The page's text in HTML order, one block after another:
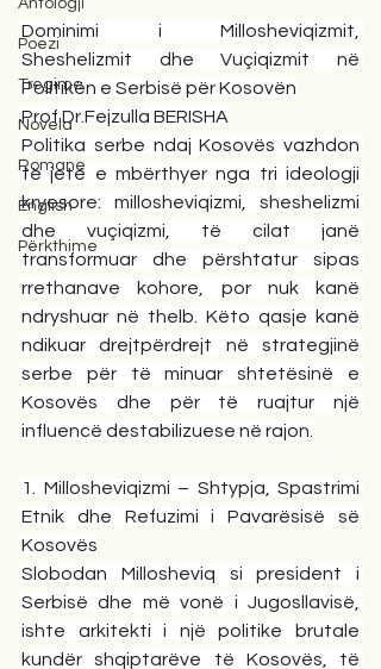
Antologji
Poezi
Tregime
Novela
Romane
English
Përkthime
Dominimi i Millosheviqizmit,
Sheshelizmit dhe Vuçiqizmit në
Politikën e Serbisë për Kosovën
Prof.Dr.Fejzulla BERISHA
Politika serbe ndaj Kosovës vazhdon
të jetë e mbërthyer nga tri ideologji
kryesore: millosheviqizmi, sheshelizmi
dhe vuçiqizmi, të cilat janë
transformuar dhe përshtatur sipas
rrethanave kohore, por nuk kanë
ndryshuar në thelb. Këto qasje kanë
ndikuar drejtpërdrejt në strategjinë
serbe për të minuar shtetësinë e
Kosovës dhe për të ruajtur një
influencë destabilizuese në rajon.
1. Millosheviqizmi – Shtypja, Spastrimi
Etnik dhe Refuzimi i Pavarësisë së
Kosovës
Slobodan Millosheviq si president i
Serbisë dhe më vonë i Jugosllavisë,
ishte arkitekti i një politike brutale
kundër shqiptarëve të Kosovës, të